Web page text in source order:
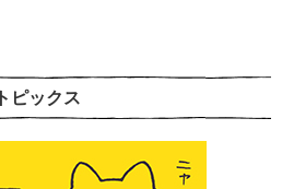
トピックス